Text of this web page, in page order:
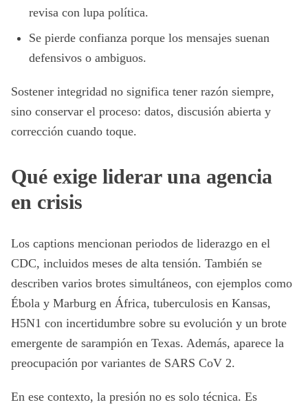
revisa con lupa política.
Se pierde confianza porque los mensajes suenan
defensivos o ambiguos.
Sostener integridad no significa tener razón siempre,
sino conservar el proceso: datos, discusión abierta y
corrección cuando toque.
Qué exige liderar una agencia
en crisis
Los captions mencionan periodos de liderazgo en el
CDC, incluidos meses de alta tensión. También se
describen varios brotes simultáneos, con ejemplos como
Ébola y Marburg en África, tuberculosis en Kansas,
H5N1 con incertidumbre sobre su evolución y un brote
emergente de sarampión en Texas. Además, aparece la
preocupación por variantes de SARS CoV 2.
En ese contexto, la presión no es solo técnica. Es